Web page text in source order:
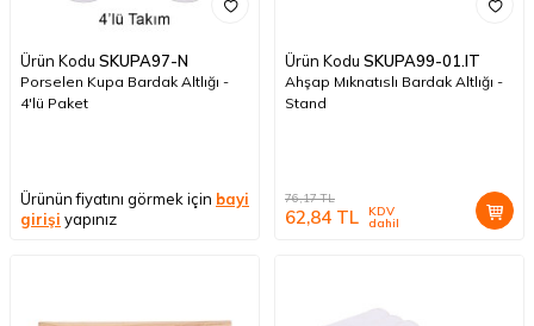
Ürün Kodu SKUPA97-N
Porselen Kupa Bardak Altlığı -
4'lü Paket
Ürünün fiyatını görmek için bayi
girişi yapınız
Ürün Kodu SKUPA99-01.IT
Ahşap Mıknatıslı Bardak Altlığı -
Stand
76,17TL
62,84 TL KDV
dahil